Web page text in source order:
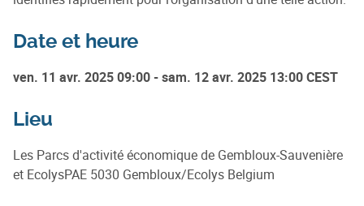
Date et heure
ven. 11 avr. 2025 09:00 - sam. 12 avr. 2025 13:00 CEST
Lieu
Les Parcs d'activité économique de Gembloux-Sauvenière
et EcolysPAE 5030 Gembloux/Ecolys Belgium